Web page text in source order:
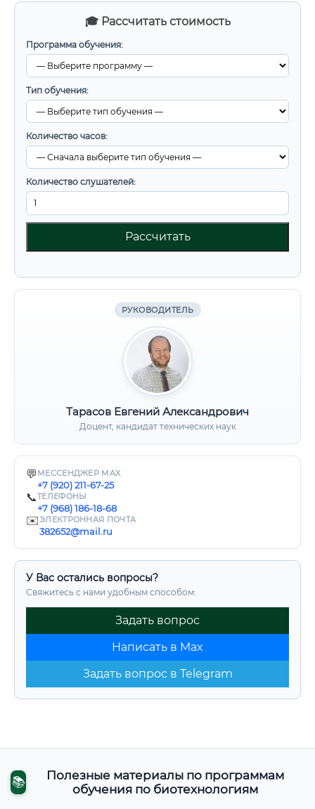
🎓 Рассчитать стоимость
Программа обучения:
Тип обучения:
Количество часов:
Количество слушателей:
Рассчитать
РУКОВОДИТЕЛЬ
Тарасов Евгений Александрович
Доцент, кандидат технических наук
💬 МЕССЕНДЖЕР MAX
+7 (920) 211-67-25
📞ТЕЛЕФОНЫ
+7 (968) 186-18-68
✉️ЭЛЕКТРОННАЯ ПОЧТА
382652@mail.ru
У Вас остались вопросы?
Свяжитесь с нами удобным способом:
Задать вопрос
Написать в Max
Задать вопрос в Telegram
📚
Полезные материалы по программам
обучения по биотехнологиям